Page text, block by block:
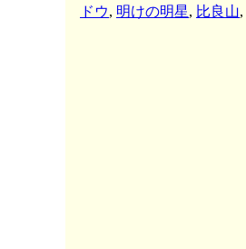
ドウ, 明けの明星, 比良山,